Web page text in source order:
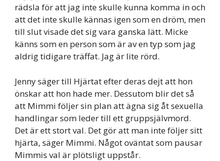
rädsla för att jag inte skulle kunna komma in och
att det inte skulle kännas igen som en dröm, men
till slut visade det sig vara ganska lätt. Micke
känns som en person som är av en typ som jag
aldrig tidigare träffat. Jag är lite rörd.
Jenny säger till Hjärtat efter deras dejt att hon
önskar att hon hade mer. Dessutom blir det så
att Mimmi följer sin plan att ägna sig åt sexuella
handlingar som leder till ett gruppsjälvmord.
Det är ett stort val. Det gör att man inte följer sitt
hjärta, säger Mimmi. Något oväntat som pausar
Mimmis val är plötsligt uppstår.